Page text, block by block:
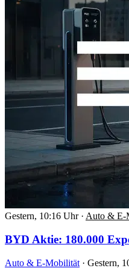
Gestern, 10:16 Uhr · Auto & E-
BYD Aktie: 180.000
Auto & E-Mobilität · Gestern,